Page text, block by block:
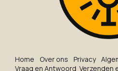
Ho​me O​ve​r on​s Privacy
Vraag en Antwoord Verzenden